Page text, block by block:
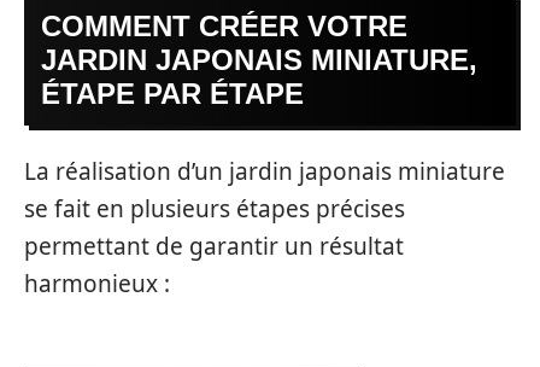
COMMENT CRÉER VOTRE
JARDIN JAPONAIS MINIATURE,
ÉTAPE PAR ÉTAPE
La réalisation d’un jardin japonais miniature
se fait en plusieurs étapes précises
permettant de garantir un résultat
harmonieux :